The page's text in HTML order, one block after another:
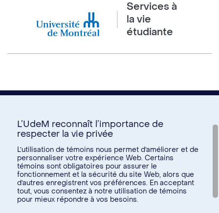
Services à
la vie
étudiante
Nous joindre
Voir tous les liens
Calendrier de la vie étudiante
Ateliers culturels
L’UdeM reconnaît l’importance de
respecter la vie privée
L’utilisation de témoins nous permet d’améliorer et de
personnaliser votre expérience Web. Certains
témoins sont obligatoires pour assurer le
fonctionnement et la sécurité du site Web, alors que
d’autres enregistrent vos préférences. En acceptant
tout, vous consentez à notre utilisation de témoins
pour mieux répondre à vos besoins.